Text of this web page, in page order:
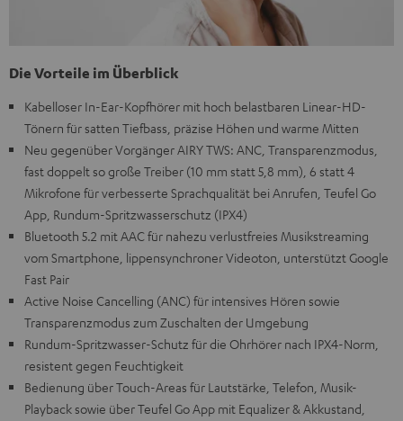
Die Vorteile im Überblick
Kabelloser In-Ear-Kopfhörer mit hoch belastbaren Linear-HD-
Tönern für satten Tiefbass, präzise Höhen und warme Mitten
Neu gegenüber Vorgänger AIRY TWS: ANC, Transparenzmodus,
fast doppelt so große Treiber (10 mm statt 5,8 mm), 6 statt 4
Mikrofone für verbesserte Sprachqualität bei Anrufen, Teufel Go
App, Rundum-Spritzwasserschutz (IPX4)
Bluetooth 5.2 mit AAC für nahezu verlustfreies Musikstreaming
vom Smartphone, lippensynchroner Videoton, unterstützt Google
Fast Pair
Active Noise Cancelling (ANC) für intensives Hören sowie
Transparenzmodus zum Zuschalten der Umgebung
Rundum-Spritzwasser-Schutz für die Ohrhörer nach IPX4-Norm,
resistent gegen Feuchtigkeit
Bedienung über Touch-Areas für Lautstärke, Telefon, Musik-
Playback sowie über Teufel Go App mit Equalizer & Akkustand,